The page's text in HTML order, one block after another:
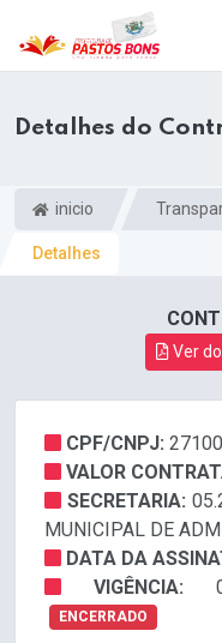
Detalhes do
inicio
Detalhes
Ver
CPF/CNPJ:
VALOR
SECRETARIA:
MUNICIPAL DE
DATA DA
VIGÊNCIA:
ENCERRADO